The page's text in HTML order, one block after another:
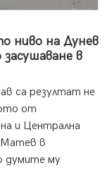
ниво на Дунев
в
са резултат не
от
и Централна
Матев в
думите му